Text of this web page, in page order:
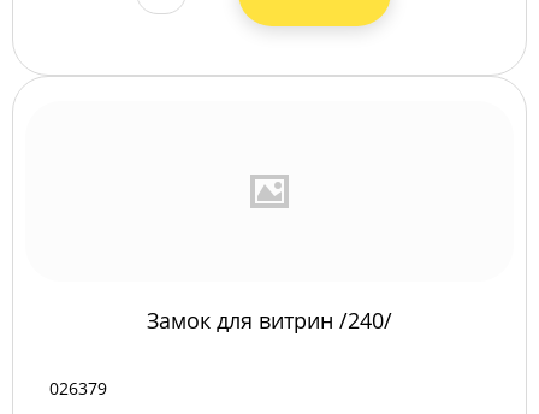
Замок для витрин /240/
026379